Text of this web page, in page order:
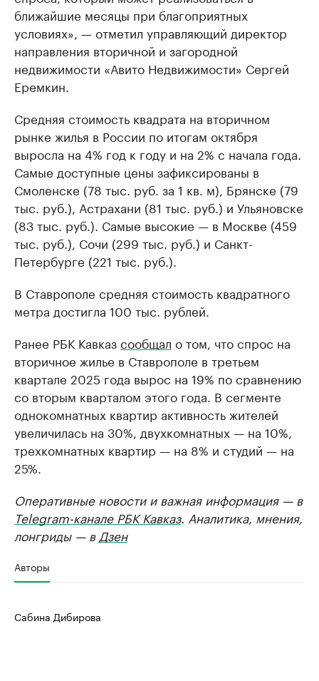
ближайшие месяцы при благоприятных
условиях», — отметил управляющий директор
направления вторичной и загородной
недвижимости «Авито Недвижимости» Сергей
Еремкин.
Средняя стоимость квадрата на вторичном
рынке жилья в России по итогам октября
выросла на 4% год к году и на 2% с начала года.
Самые доступные цены зафиксированы в
Смоленске (78 тыс. руб. за 1 кв. м), Брянске (79
тыс. руб.), Астрахани (81 тыс. руб.) и Ульяновске
(83 тыс. руб.). Самые высокие — в Москве (459
тыс. руб.), Сочи (299 тыс. руб.) и Санкт-
Петербурге (221 тыс. руб.).
В Ставрополе средняя стоимость квадратного
метра достигла 100 тыс. рублей.
Ранее РБК Кавказсообщал о том, что спрос на
вторичное жилье в Ставрополе в третьем
квартале 2025 года вырос на 19% по сравнению
со вторым кварталом этого года. В сегменте
однокомнатных квартир активность жителей
увеличилась на 30%, двухкомнатных — на 10%,
трехкомнатных квартир — на 8% и студий — на
25%.
Оперативные новости и важная информация — в
Telegram-канале РБК Кавказ. Аналитика, мнения,
лонгриды — в Дзен
Авторы
Сабина Дибирова